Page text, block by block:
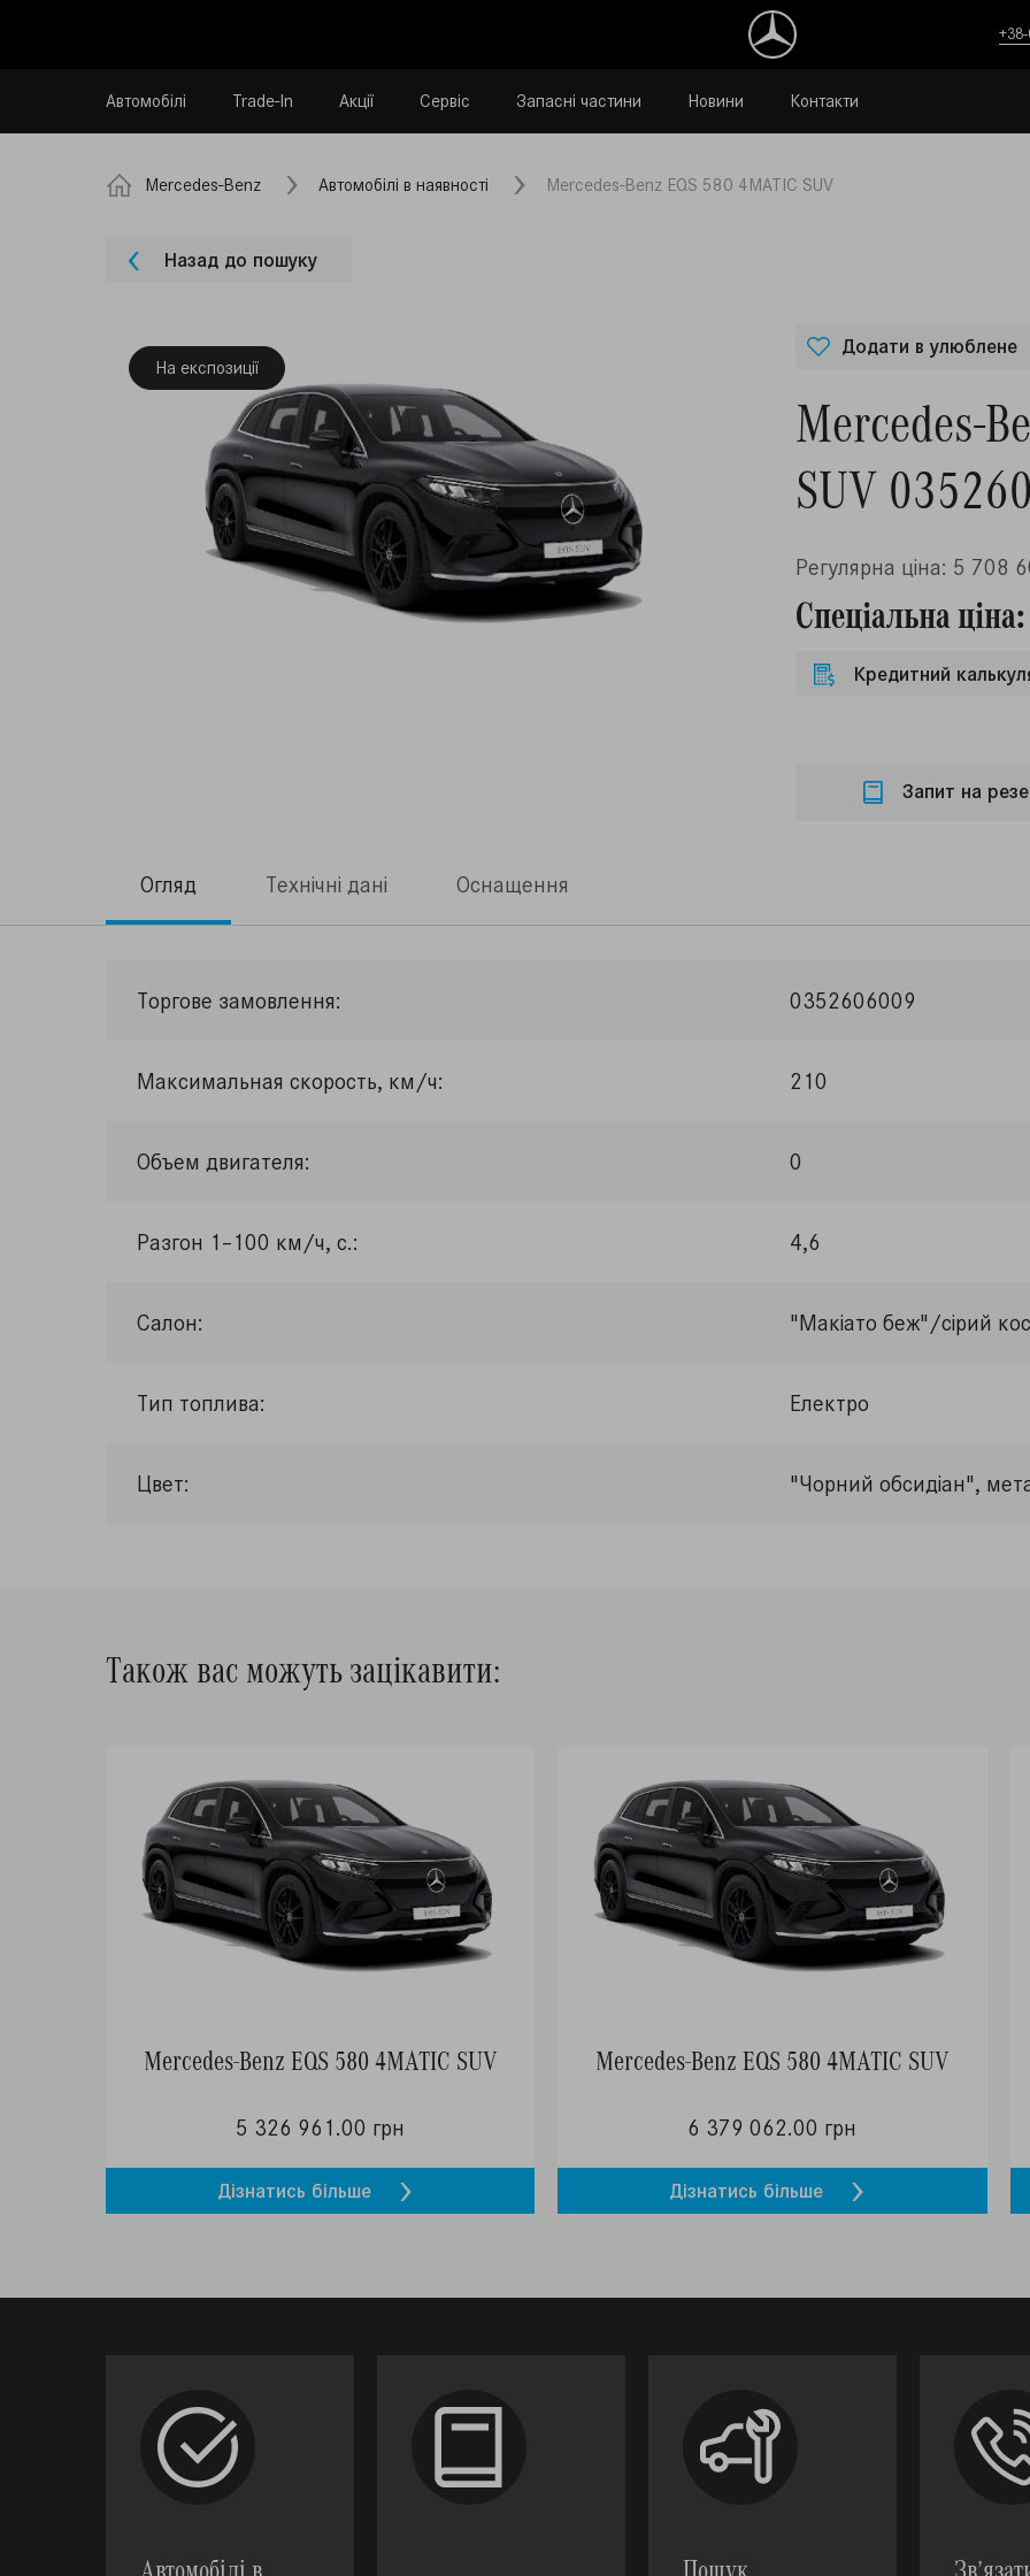
Автомобілі Trade-In Акції Сервіс Запасні частини Новини Контакти
Mercedes-Benz Автомобілі в наявності Mercedes-Benz EQS 580 4MATIC SUV
Назад до пошуку
На експозиції
Додати в улюблене
Mercedes-
SUV
Регулярна ціна: 5 708
Спеціальна
Кредитний
Запит на
Огляд Технічні дані Оснащення
Торгове замовлення: 0352606009
Максимальная скорость, км/ч: 210
Объем двигателя: 0
Разгон 1–100 км/ч, с.: 4,6
Салон: "Макіато беж"/сірий
Тип топлива: Електро
Цвет: "Чорний обсидіан",
Також вас можуть зацікавити:
Mercedes-Benz EQS 580 4MATIC SUV
5 326 961.00 грн
Дізнатись більше
Mercedes-Benz EQS 580 4MATIC SUV
6 379 062.00 грн
Дізнатись більше
Автомобілі в Пошук